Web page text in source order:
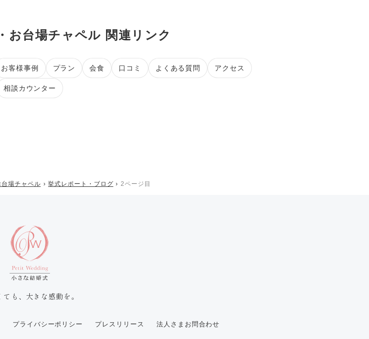
お台場チャペル 関連リンク
お客様事例 プラン 会食 口コミ よくある質問 アクセス
相談カウンター
場チャペル 挙式レポート・ブログ 2ページ目
ても、大きな感動を。
プライバシーポリシー プレスリリース 法人さまお問合わせ